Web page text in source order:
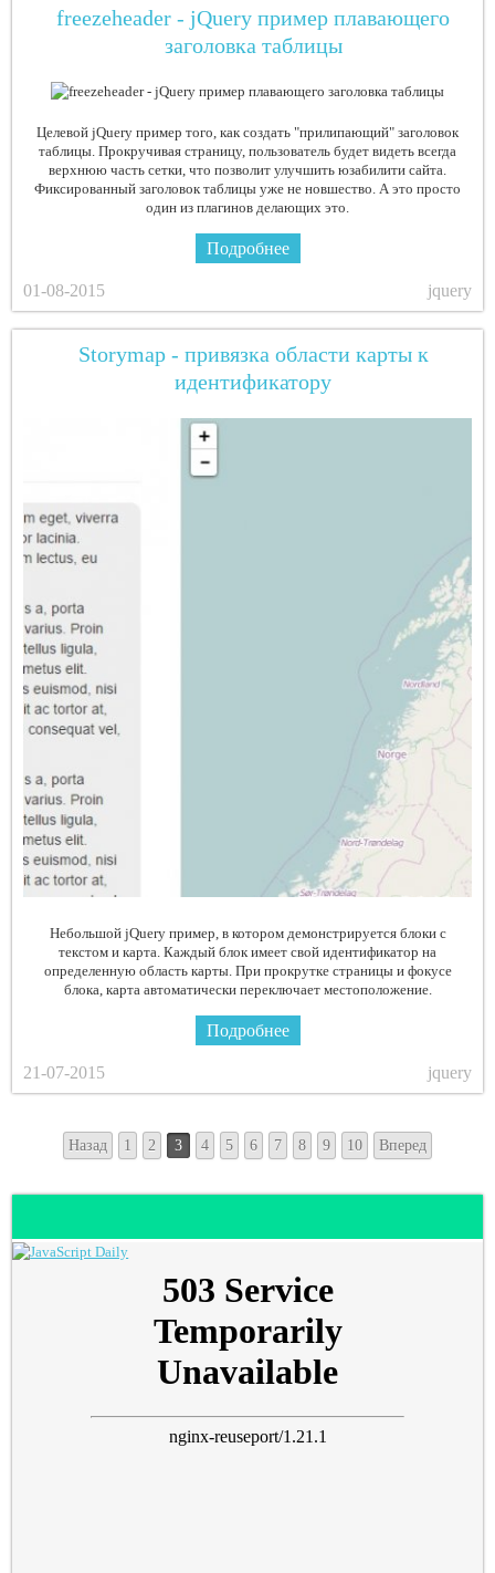
freezeheader - jQuery пример плавающего
заголовка таблицы
Целевой jQuery пример того, как создать "прилипающий" заголовок
таблицы. Прокручивая страницу, пользователь будет видеть всегда
верхнюю часть сетки, что позволит улучшить юзабилити сайта.
Фиксированный заголовок таблицы уже не новшество. А это просто
один из плагинов делающих это.
Подробнее
01-08-2015 jquery
Storymap - привязка области карты к
идентификатору
Небольшой jQuery пример, в котором демонстрируется блоки с
текстом и карта. Каждый блок имеет свой идентификатор на
определенную область карты. При прокрутке страницы и фокусе
блока, карта автоматически переключает местоположение.
Подробнее
21-07-2015 jquery
Назад 1 2 3 4 5 6 7 8 9 10 Вперед